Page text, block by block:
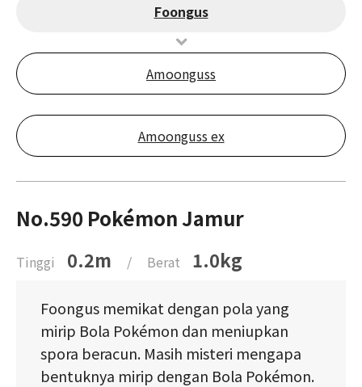
Foongus
Amoonguss
Amoonguss ex
No.590 Pokémon Jamur
Tinggi 0.2m / Berat 1.0kg
Foongus memikat dengan pola yang
mirip Bola Pokémon dan meniupkan
spora beracun. Masih misteri mengapa
bentuknya mirip dengan Bola Pokémon.